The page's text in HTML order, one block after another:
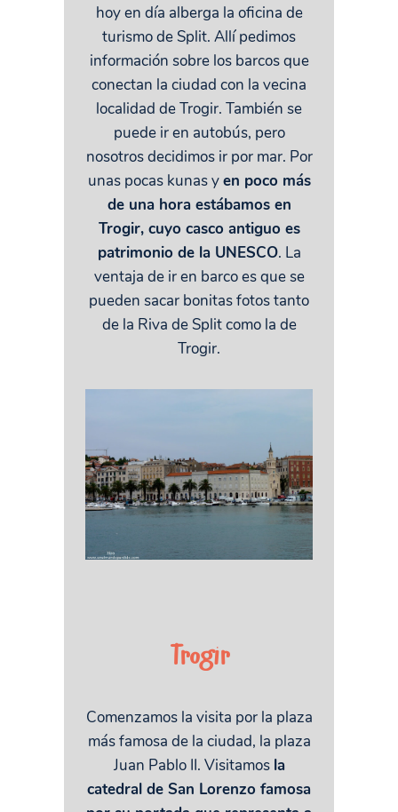
hoy en día alberga la oficina de
turismo de Split. Allí pedimos
información sobre los barcos que
conectan la ciudad con la vecina
localidad de Trogir. También se
puede ir en autobús, pero
nosotros decidimos ir por mar. Por
unas pocas kunas yen poco más
de una hora estábamos en
Trogir, cuyo casco antiguo es
patrimonio de la UNESCO. La
ventaja de ir en barco es que se
pueden sacar bonitas fotos tanto
de la Riva de Split como la de
Trogir.
Trogir
Comenzamos la visita por la plaza
más famosa de la ciudad, la plaza
Juan Pablo II. Visitamos la
catedral de San Lorenzo famosa